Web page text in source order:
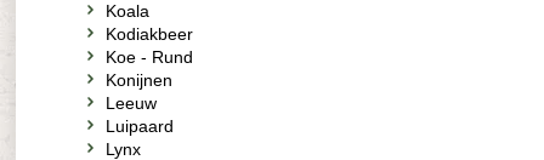
Koala
Kodiakbeer
Koe - Rund
Konijnen
Leeuw
Luipaard
Lynx